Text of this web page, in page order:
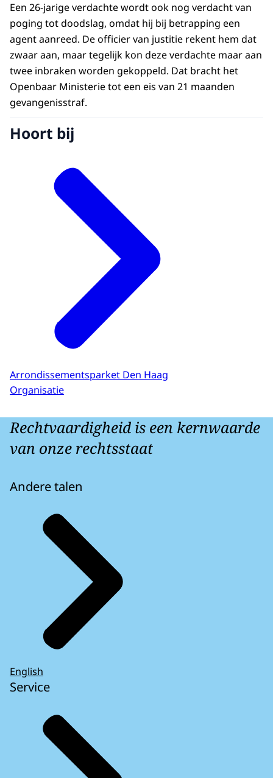
Een 26-jarige verdachte wordt ook nog verdacht van
poging tot doodslag, omdat hij bij betrapping een
agent aanreed. De officier van justitie rekent hem dat
zwaar aan, maar tegelijk kon deze verdachte maar aan
twee inbraken worden gekoppeld. Dat bracht het
Openbaar Ministerie tot een eis van 21 maanden
gevangenisstraf.
Hoort bij
Arrondissementsparket Den Haag
Organisatie
Rechtvaardigheid is een kernwaarde
van onze rechtsstaat
Andere talen
English
Service